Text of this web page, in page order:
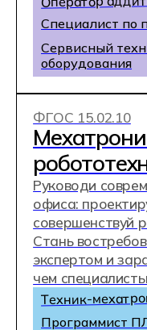
Нажимая на кнопку
я даюСогласиена
данных
IT-колледж создан
обучающей
практические курсы
новичкам стать
программистами, а
IT-колледж
Хекслет —